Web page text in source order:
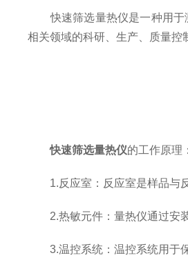
快速筛选量热仪是一种用于测
相关领域的科研、生产、质量控
快速筛选量热仪的工作原理：
1.反应室：反应室是样品与反
2.热敏元件：量热仪通过安装
3.温控系统：温控系统用于保